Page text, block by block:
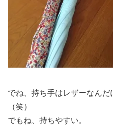
でね、持ち手はレザーなん
（笑）
でもね、持ちやすい。